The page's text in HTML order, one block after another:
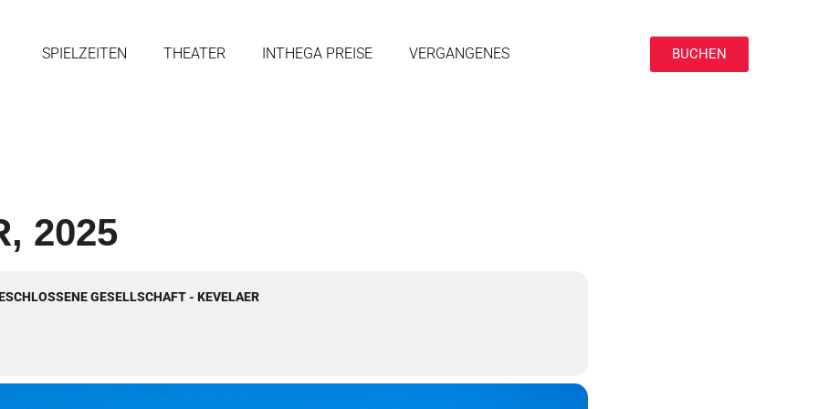
SPIELZEITEN THEATER INTHEGA PREISE VERGANGENES BUCHEN
2025
GESELLSCHAFT - KEVELAER